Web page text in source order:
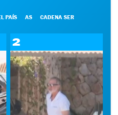
PAÍS AS CADENA SER
2